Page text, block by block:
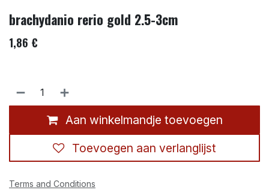
brachydanio rerio gold 2.5-3cm
1,86 €
Aan winkelmandje toevoegen
Toevoegen aan verlanglijst
Terms and Conditions